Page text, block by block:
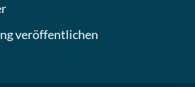
veröffentlichen